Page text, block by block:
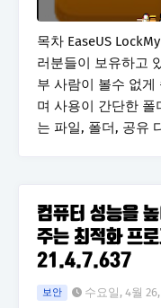
목차 EaseUS
러분들이 보유하고
부 사람이 볼수 없
며 사용이 간단한
는 파일, 폴더, 공유
컴퓨터 성능을
주는 최적화
21.4.7.637
보안 수요일, 4월 26,